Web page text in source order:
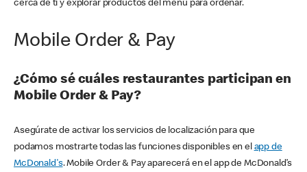
cerca de ti y explorar productos del menú para ordenar.
Mobile Order & Pay
¿Cómo sé cuáles restaurantes participan en
Mobile Order & Pay?
Asegúrate de activar los servicios de localización para que
podamos mostrarte todas las funciones disponibles en el app de
McDonald's. Mobile Order & Pay aparecerá en el app de McDonald’s